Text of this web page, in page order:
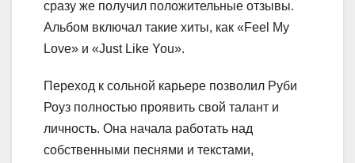
сразу же получил положительные отзывы.
Альбом включал такие хиты, как «Feel My
Love» и «Just Like You».
Переход к сольной карьере позволил Руби
Роуз полностью проявить свой талант и
личность. Она начала работать над
собственными песнями и текстами,